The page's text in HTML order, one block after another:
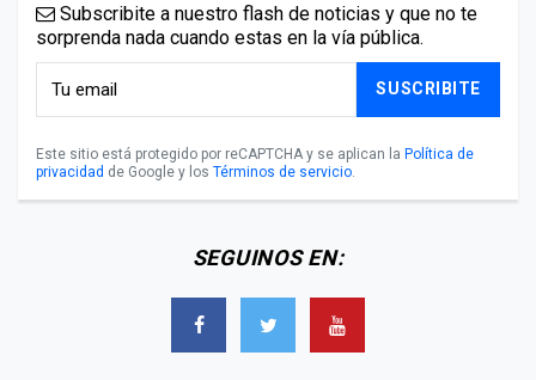
Subscribite a nuestro flash de noticias y que no te
sorprenda nada cuando estas en la vía pública.
SUSCRIBITE
Este sitio está protegido por reCAPTCHA y se aplican la Política de
privacidad de Google y los Términos de servicio.
SEGUINOS EN: